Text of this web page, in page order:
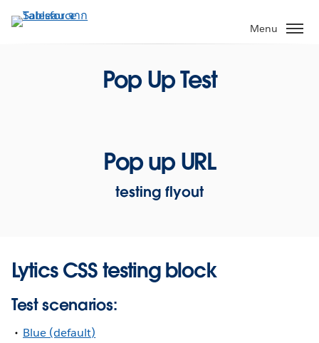
ไป
Menu
Pop Up Test
Pop up URL
testing flyout
Lytics CSS testing block
Test scenarios:
Blue (default)